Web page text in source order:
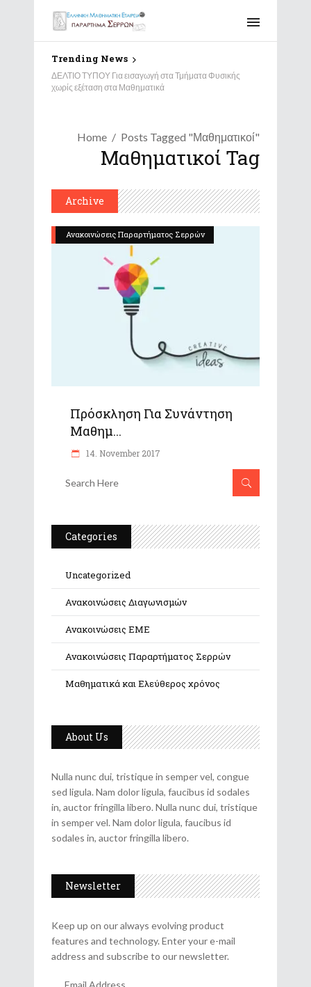
Trending News
ΔΕΛΤΙΟ ΤΥΠΟΥ Για εισαγωγή στα Τμήματα Φυσικής
χωρίς εξέταση στα Μαθηματικά
Home Posts Tagged "Μαθηματικοί"
Μαθηματικοί Tag
Archive
Ανακοινώσεις Παραρτήματος Σερρών
Πρόσκληση Για Συνάντηση
Μαθημ...
14. November 2017
Categories
Uncategorized
Ανακοινώσεις Διαγωνισμών
Ανακοινώσεις ΕΜΕ
Ανακοινώσεις Παραρτήματος Σερρών
Μαθηματικά και Ελεύθερος χρόνος
About Us
Nulla nunc dui, tristique in semper vel, congue
sed ligula. Nam dolor ligula, faucibus id sodales
in, auctor fringilla libero. Nulla nunc dui, tristique
in semper vel. Nam dolor ligula, faucibus id
sodales in, auctor fringilla libero.
Newsletter
Keep up on our always evolving product
features and technology. Enter your e-mail
address and subscribe to our newsletter.